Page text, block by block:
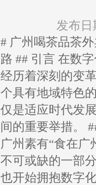
发布日
# 广州喝茶品茶
路 ## 引言 在数
经历着深刻的变
个具有地域特色
仅是适应时代发
间的重要举措。
广州素有“食在
不可或缺的一部
也开始拥抱数字